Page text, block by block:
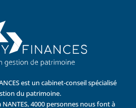
est un cabinet-conseil spécialisé
du patrimoine.
NANTES, 4000 personnes nous font à